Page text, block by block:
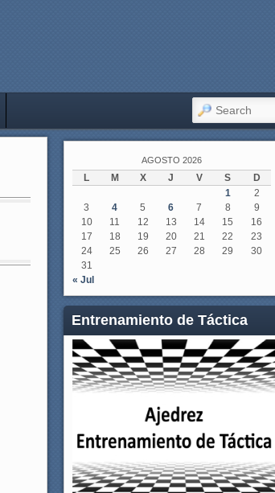
SEARCH
AGOSTO 2026
L M X J V S
D
1
2
3
4 5 6 7 8
9
10
11 12 13 14 15
16
17
18 19 20 21 22
23
24
25 26 27 28 29
30
31
« Jul
Entrenamiento de Táctica